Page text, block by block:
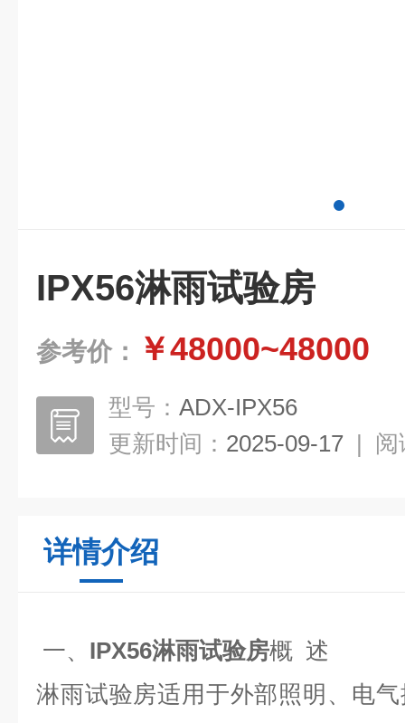
IPX56淋雨试验房
参考价： ￥48000~48000
型号： ADX-IPX56
更新时间： 2025-09-17 | 阅
详情介绍
一、 IPX56淋雨试验房概 述
淋雨试验房适用于外部照明、电